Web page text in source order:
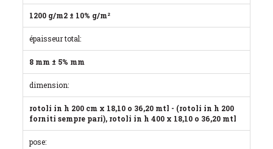
1200 g/m2 ± 10% g/m²
épaisseur total:
8 mm ± 5% mm
dimension:
rotoli in h 200 cm x 18,10 o 36,20 mtl - (rotoli in h 200
forniti sempre pari), rotoli in h 400 x 18,10 o 36,20 mtl
pose: